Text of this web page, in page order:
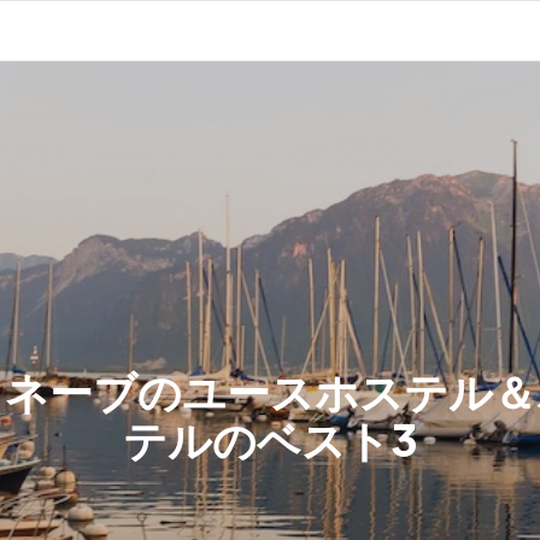
ーブのユースホステル
テルのベスト3